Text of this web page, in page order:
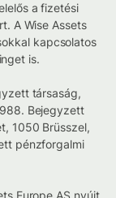
a fizetési
A Wise Assets
kapcsolatos
is.
társaság,
Bejegyzett
1050 Brüsszel,
pénzforgalmi